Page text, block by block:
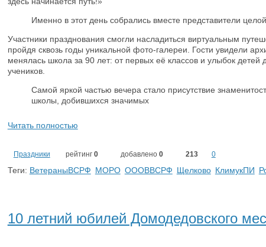
Именно в этот день собрались вместе представители целой
Участники празднования смогли насладиться виртуальным
пройдя сквозь годы уникальной фото-галереи. Гости увидели
менялась школа за 90 лет: от первых её классов и улыбок
учеников.
Самой яркой частью вечера стало присутствие
школы, добившихся значимых
Читать полностью
Праздники рейтинг 0 добавлено 0 213 0
Теги: ВетераныВСРФ МОРО ОООВВСРФ Щелково КлимукПИ
10 летний юбилей Домодедовского